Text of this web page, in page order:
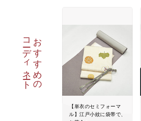
おすすめの
コーディネート
【単衣のセミフォーマ
ル】江戸小紋に袋帯で、